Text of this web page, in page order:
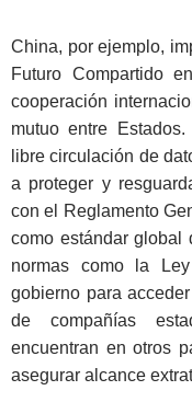
China, por ejemplo,
Futuro Compartido
cooperación
mutuo entre
libre circulación de
a proteger y
con el Reglamento
como estándar global
normas como la
gobierno para
de compañías
encuentran en otros
asegurar alcance